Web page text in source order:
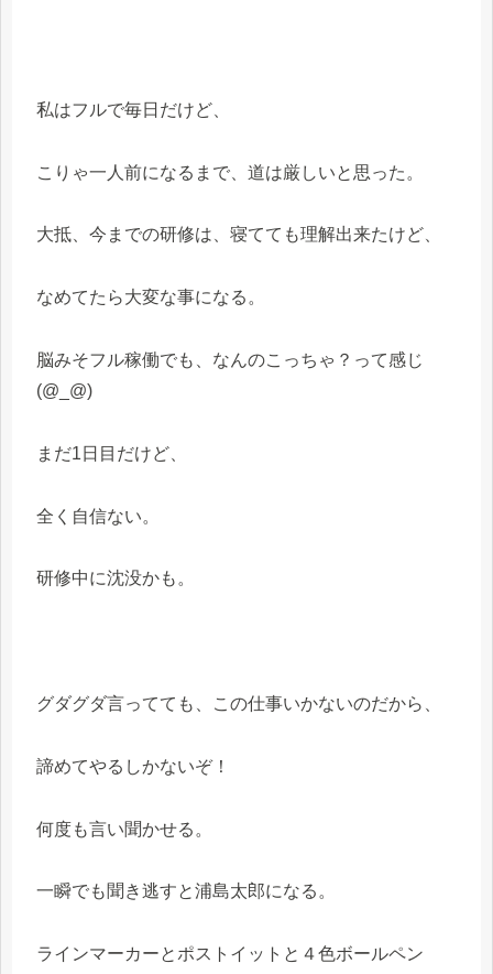
私はフルで毎日だけど、
こりゃ一人前になるまで、道は厳しいと思った。
大抵、今までの研修は、寝てても理解出来たけど、
なめてたら大変な事になる。
脳みそフル稼働でも、なんのこっちゃ？って感じ
(@_@)
まだ1日目だけど、
全く自信ない。
研修中に沈没かも。
グダグダ言ってても、この仕事いかないのだから、
諦めてやるしかないぞ！
何度も言い聞かせる。
一瞬でも聞き逃すと浦島太郎になる。
ラインマーカーとポストイットと４色ボールペン